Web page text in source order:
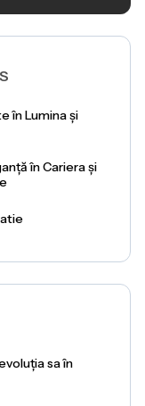
în Lumina și
în Cariera și
sa în